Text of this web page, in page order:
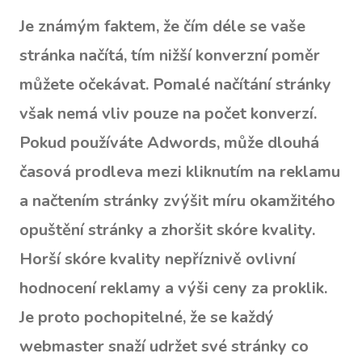
Je známým faktem, že čím déle se vaše
stránka načítá, tím nižší konverzní poměr
můžete očekávat. Pomalé načítání stránky
však nemá vliv pouze na počet konverzí.
Pokud používáte Adwords, může dlouhá
časová prodleva mezi kliknutím na reklamu
a načtením stránky zvýšit míru okamžitého
opuštění stránky a zhoršit skóre kvality.
Horší skóre kvality nepříznivě ovlivní
hodnocení reklamy a výši ceny za proklik.
Je proto pochopitelné, že se každý
webmaster snaží udržet své stránky co